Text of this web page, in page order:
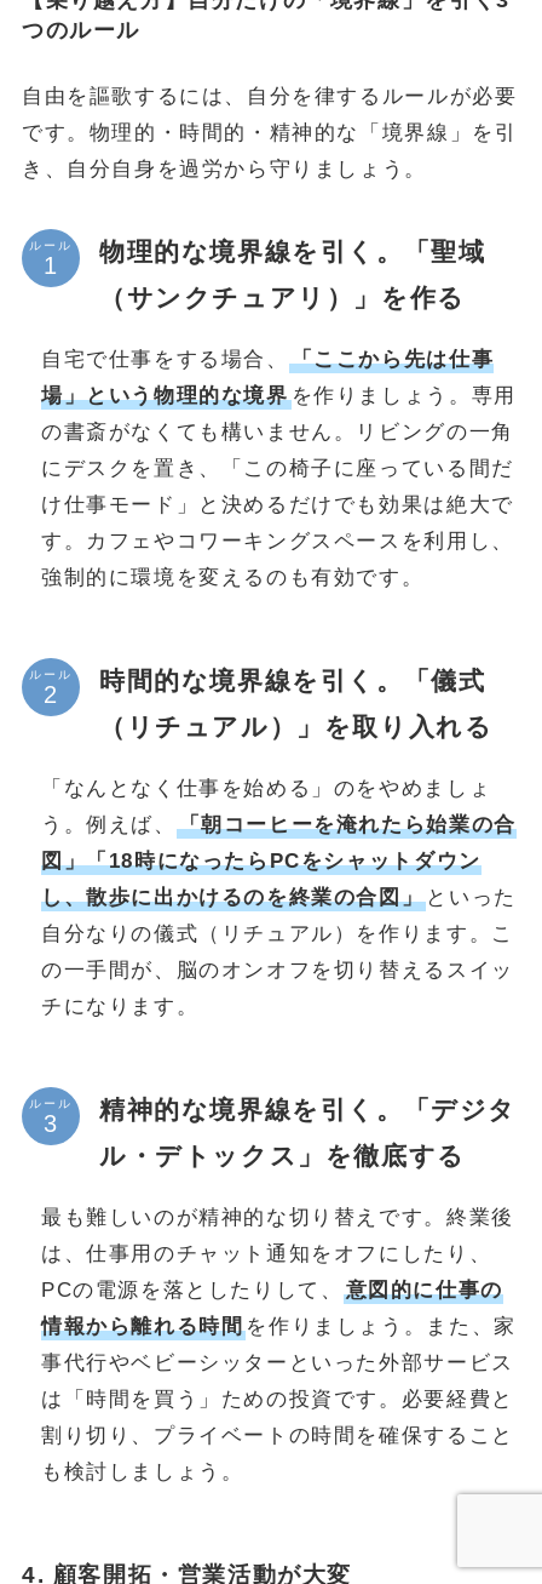
つのルール
自由を謳歌するには、自分を律するルールが必要
です。物理的・時間的・精神的な「境界線」を引
き、自分自身を過労から守りましょう。
ルール
物理的な境界線を引く。「聖域
（サンクチュアリ）」を作る
自宅で仕事をする場合、
「ここから先は仕事
場」という物理的な境界を作りましょう。専用
の書斎がなくても構いません。リビングの一角
にデスクを置き、「この椅子に座っている間だ
け仕事モード」と決めるだけでも効果は絶大で
す。カフェやコワーキングスペースを利用し、
強制的に環境を変えるのも有効です。
ルール
時間的な境界線を引く。「儀式
（リチュアル）」を取り入れる
「なんとなく仕事を始める」のをやめましょ
う。例えば、
「朝コーヒーを淹れたら始業の合
図」「18時になったらPCをシャットダウン
し、散歩に出かけるのを終業の合図」 といった
自分なりの儀式（リチュアル）を作ります。こ
の一手間が、脳のオンオフを切り替えるスイッ
チになります。
ルール
精神的な境界線を引く。「デジタ
ル・デトックス」を徹底する
最も難しいのが精神的な切り替えです。終業後
は、仕事用のチャット通知をオフにしたり、
PCの電源を落としたりして、
意図的に仕事の
情報から離れる時間を作りましょう。また、家
事代行やベビーシッターといった外部サービス
は「時間を買う」ための投資です。必要経費と
割り切り、プライベートの時間を確保すること
も検討しましょう。
4. 顧客開拓・営業活動が大変